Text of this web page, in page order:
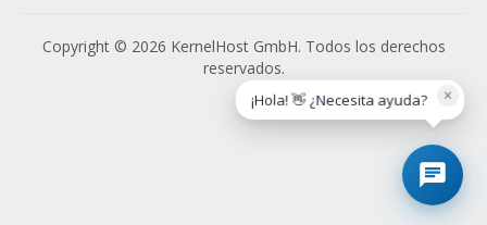
Copyright © 2026 KernelHost GmbH. Todos los derechos
reservados.
×
¡Hola! 👋 ¿Necesita ayuda?